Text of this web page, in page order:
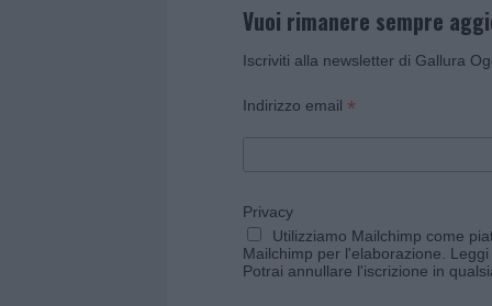
Vuoi rimanere sempre
Iscriviti alla newsletter di Gallura
Indirizzo email *
Privacy
Utilizziamo Mailchimp come
Mailchimp per l'elaborazione.
Potrai annullare l'iscrizione in